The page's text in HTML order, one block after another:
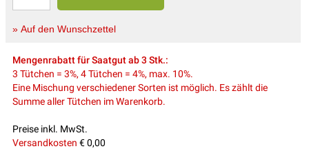
» Auf den Wunschzettel
Mengenrabatt für Saatgut ab 3 Stk.:
3 Tütchen = 3%, 4 Tütchen = 4%, max. 10%.
Eine Mischung verschiedener Sorten ist möglich. Es zählt die
Summe aller Tütchen im Warenkorb.
Preise inkl. MwSt.
Versandkosten € 0,00